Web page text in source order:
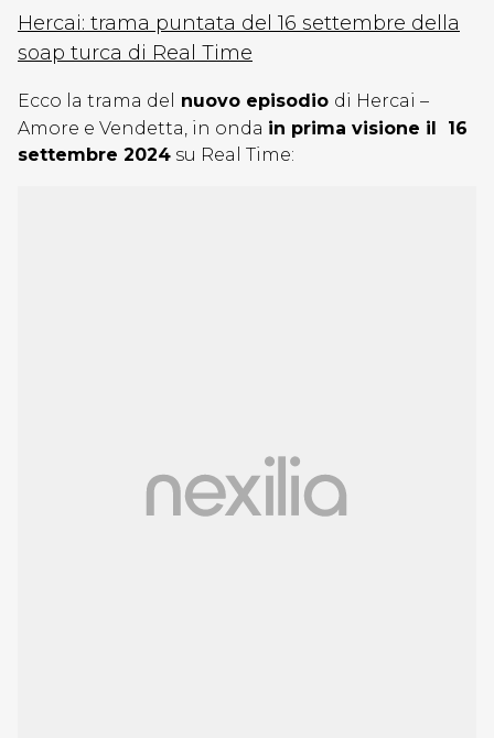
Hercai: trama puntata del 16 settembre della
soap turca di Real Time
Ecco la trama del nuovo episodio di Hercai –
Amore e Vendetta, in onda in prima visione il 16
settembre 2024 su Real Time: